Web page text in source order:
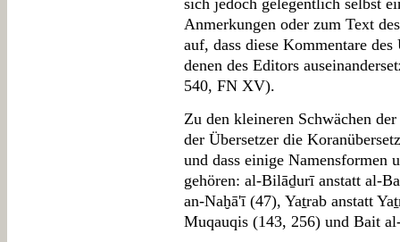
sich jedoch gelegentlich selbst
Anmerkungen oder zum Text
auf, dass diese Kommentare
denen des Editors
540, FN XV).
Zu den kleineren Schwächen
der Übersetzer die
und dass einige Namensformen
gehören: al-Bilāḏurī anstatt al-
an-Naḫā'ī (47), Yaṯrab anstatt
Muqauqis (143, 256) und Bait